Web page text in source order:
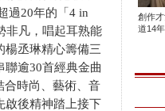
過20年的「4 in
非凡，唱起耳熟能
楊丞琳精心籌備三
聯逾30首經典金曲
合時尚、藝術、音
啟後精神踏上接下
創作
道14年